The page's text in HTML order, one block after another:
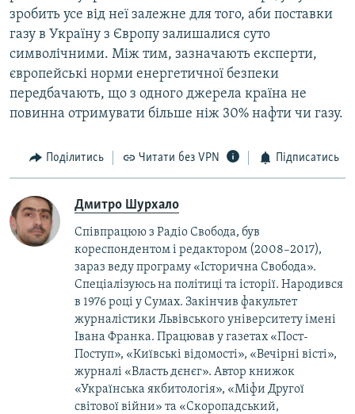
зробить усе від неї залежне для того, аби поставки
газу в Україну з Європу залишалися суто
символічними. Між тим, зазначають експерти,
європейські норми енергетичної безпеки
передбачають, що з одного джерела країна не
повинна отримувати більше ніж 30% нафти чи газу.
Поділитись Читати без VPN Підписатись
Дмитро Шурхало
Співпрацюю з Радіо Свобода, був
кореcпондентом і редактором (2008–2017),
зараз веду програму «Історична Свобода».
Спеціалізуюсь на політиці та історії. Народився
в 1976 році у Сумах. Закінчив факультет
журналістики Львівського університету імені
Івана Франка. Працював у газетах «Пост-
Поступ», «Київські відомості», «Вечірні вісті»,
журналі «Власть дєнєг». Автор книжок
«Українська якбитологія», «Міфи Другої
світової війни» та «Скоропадський,